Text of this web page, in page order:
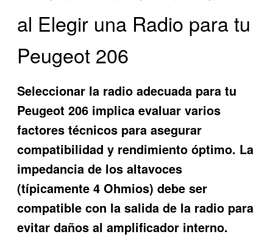
al Elegir una Radio para tu
Peugeot 206
Seleccionar la radio adecuada para tu
Peugeot 206 implica evaluar varios
factores técnicos para asegurar
compatibilidad y rendimiento óptimo. La
impedancia de los altavoces
(típicamente 4 Ohmios) debe ser
compatible con la salida de la radio para
evitar daños al amplificador interno.